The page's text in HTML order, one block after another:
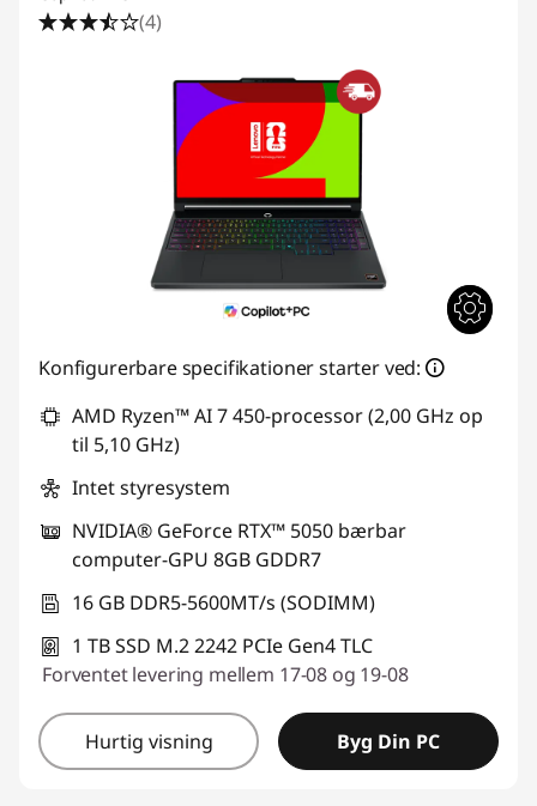
(4)
Konfigurerbare specifikationer starter ved:
AMD Ryzen™ AI 7 450-processor (2,00 GHz op
til 5,10 GHz)
Intet styresystem
NVIDIA® GeForce RTX™ 5050 bærbar
computer-GPU 8GB GDDR7
16 GB DDR5-5600MT/s (SODIMM)
1 TB SSD M.2 2242 PCIe Gen4 TLC
Forventet levering mellem 17-08 og 19-08
Hurtig visning Byg Din PC